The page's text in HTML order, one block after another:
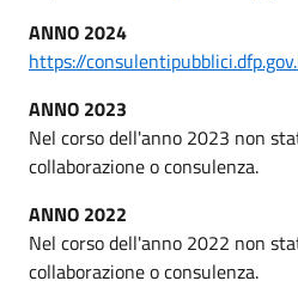
ANNO 2024
https://
ANNO 2023
Nel corso dell'anno 2023 non
collaborazione o consulenza.
ANNO 2022
Nel corso dell'anno 2022 non
collaborazione o consulenza.